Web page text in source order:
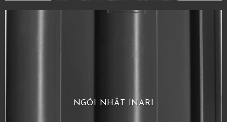
NGÓI NHẬT INARI